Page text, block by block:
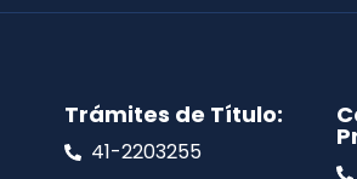
Trámites de Título:
41-2203255